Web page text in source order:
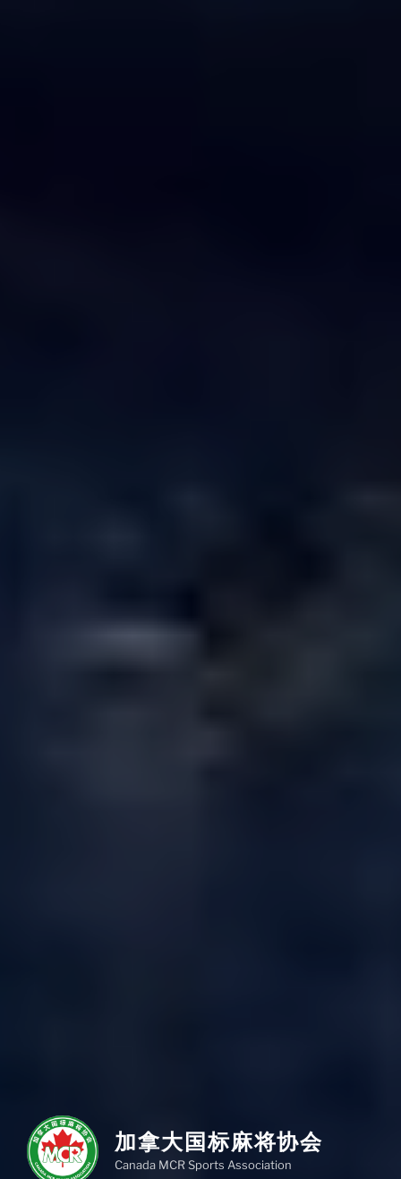
加拿大国标麻将协会
Canada MCR Sports Association